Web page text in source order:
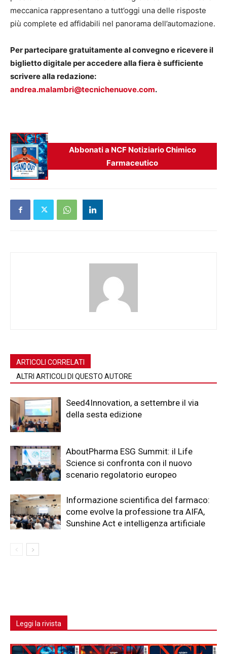
meccanica rappresentano a tutt’oggi una delle risposte
più complete ed affidabili nel panorama dell’automazione.
Per partecipare gratuitamente al convegno e ricevere il
biglietto digitale per accedere alla fiera è sufficiente
scrivere alla redazione:
andrea.malambri@tecnichenuove.com.
Abbonati a NCF Notiziario Chimico
Farmaceutico
ARTICOLI CORRELATI
ALTRI ARTICOLI DI QUESTO AUTORE
Seed4Innovation, a settembre il via
della sesta edizione
AboutPharma ESG Summit: il Life
Science si confronta con il nuovo
scenario regolatorio europeo
Informazione scientifica del farmaco:
come evolve la professione tra AIFA,
Sunshine Act e intelligenza artificiale
Leggi la rivista